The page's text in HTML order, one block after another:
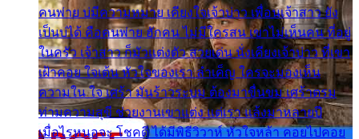
คนพ่าย บ่มีความหมาย เคียงใจเจ้าบ่าว เพื่อนเจ้าสาว ยัง
เป็นบ่ได้ คือคนพ่าย ฮักคน ไม่มีใครสน เขาไม่เห็นคน ที่อยู่
ในครัว เจ้าสาว ก็มัวแต่งตัว สวยเด่น นั่งเคียงเจ้าบ่าว ที่เขา
เฝ้าคอย ใจเต้น หัวใจของเรา ลำเค็ญ ใครจะมองเห็น
ความใน ใจ เศร้า มันร้าวระบม ต้องมาขื่นขม เศร้าตรม
ท่ามความสุขี ช่วยงานเขาแต่ง แต่เรา แล้งมาหลายปี
เมื่อไรหนอจะ โชคดี ได้มีพิธีวิวาห์ หัวใจหล้า คอยไปคอย